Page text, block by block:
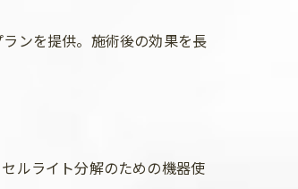
ンを提供。施術後の効果を長
ルライト分解のための機器使